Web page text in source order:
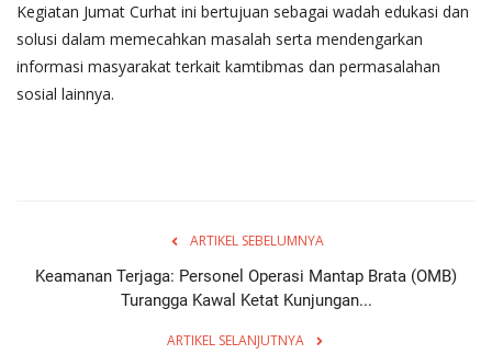
Kegiatan Jumat Curhat ini bertujuan sebagai wadah edukasi dan
solusi dalam memecahkan masalah serta mendengarkan
informasi masyarakat terkait kamtibmas dan permasalahan
sosial lainnya.
ARTIKEL SEBELUMNYA
Keamanan Terjaga: Personel Operasi Mantap Brata (OMB)
Turangga Kawal Ketat Kunjungan...
ARTIKEL SELANJUTNYA